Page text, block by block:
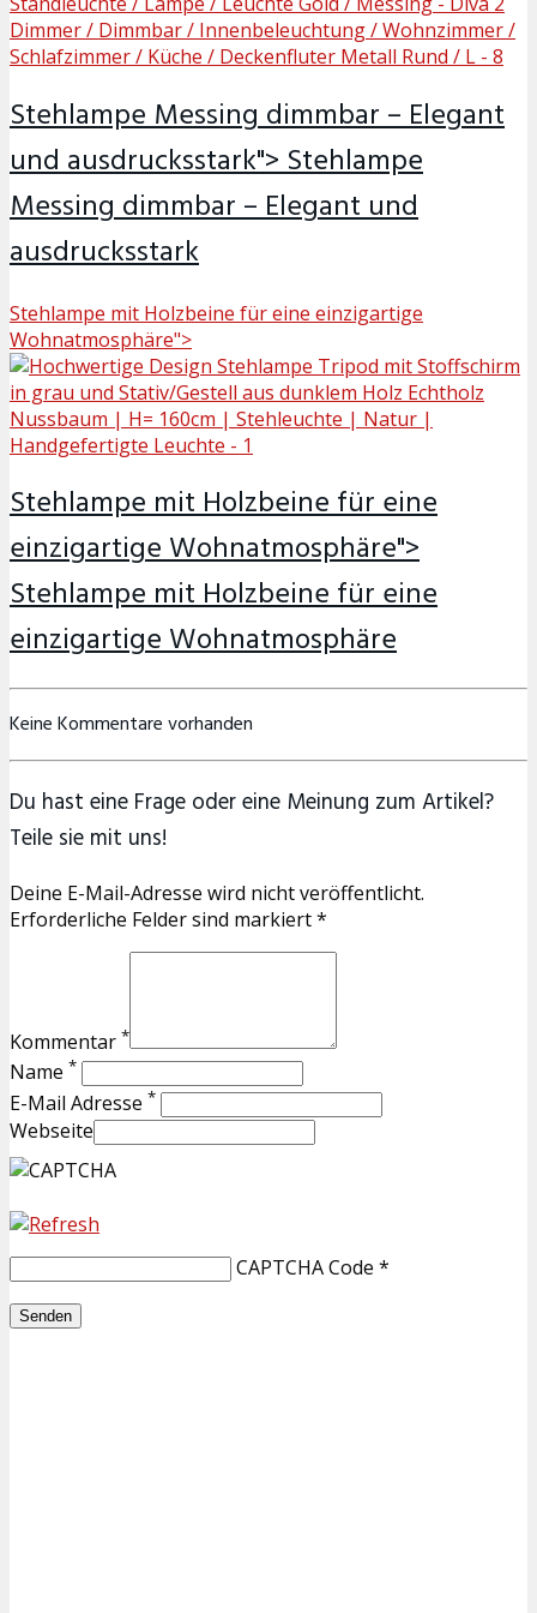
Stehlampe Messing dimmbar – Elegant
und ausdrucksstark">Stehlampe
Messing dimmbar – Elegant und
ausdrucksstark
Stehlampe mit Holzbeine für eine einzigartige
Wohnatmosphäre">
Stehlampe mit Holzbeine für eine
einzigartige Wohnatmosphäre">
Stehlampe mit Holzbeine für eine
einzigartige Wohnatmosphäre
Keine Kommentare vorhanden
Du hast eine Frage oder eine Meinung zum Artikel?
Teile sie mit uns!
Deine E-Mail-Adresse wird nicht veröffentlicht.
Erforderliche Felder sind markiert *
Kommentar *
Name *
E-Mail Adresse *
Webseite
CAPTCHA Code *